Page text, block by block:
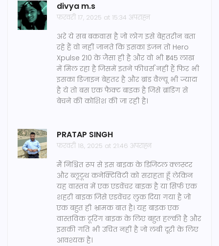
divya m.s
फ़रवरी 17, 2025 at 15:34 अपराह्न
अरे ये सब बकवास है जो लोग इसे बेहतरीन बता
रहे हैं वो नहीं जानते कि इसका इंजन तो Hero
Xpulse 210 के जैसा ही है और वो भी ₹1.45 लाख
में मिल रहा है जिसमें इतने फीचर्स नहीं हैं फिर भी
इसका डिजाइन बेहतर है और ब्रांड वैल्यू भी ज्यादा
है ये तो बस एक फैक्ट बाइक है जिसे ब्रांडिंग से
बेचने की कोशिश की जा रही है।
PRATAP SINGH
फ़रवरी 18, 2025 at 21:46 अपराह्न
मैं निश्चित रूप से इस बाइक के डिजिटल क्लस्टर
और ब्लूटूथ कनेक्टिविटी को सराहता हूँ लेकिन
यह वास्तव में एक एडवेंचर बाइक है या सिर्फ एक
शहरी बाइक जिसे एडवेंचर लुक दिया गया है जो
एक बहुत ही भ्रामक बात है। यह बाइक एक
वास्तविक टूरिंग बाइक के लिए बहुत हल्की है और
इसकी गति भी उचित नहीं है जो लंबी दूरी के लिए
आवश्यक है।